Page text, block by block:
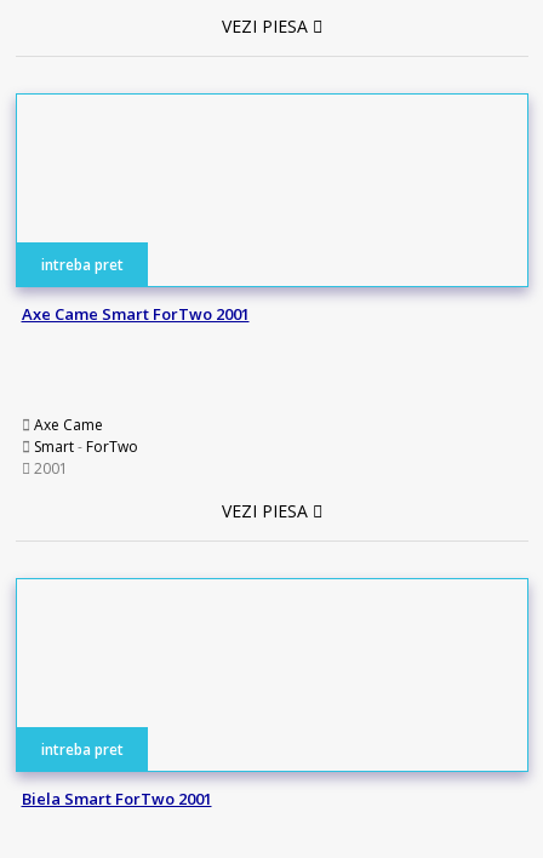
VEZI PIESA
intreba pret
Axe Came Smart ForTwo 2001
Axe Came
Smart-ForTwo
2001
VEZI PIESA
intreba pret
Biela Smart ForTwo 2001